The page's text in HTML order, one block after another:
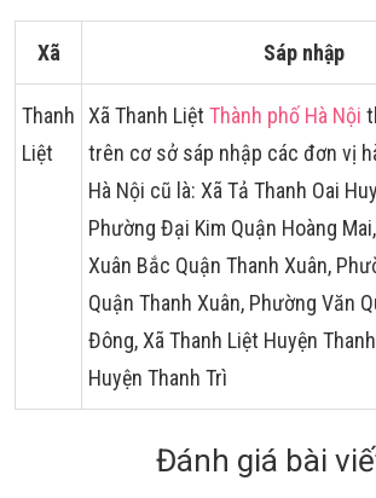
Xã Sáp nhập
Thanh
Liệt
Xã Thanh Liệt Thành phố Hà Nội
trên cơ sở sáp nhập các đơn vị
Hà Nội cũ là: Xã Tả Thanh Oai
Phường Đại Kim Quận Hoàng
Xuân Bắc Quận Thanh Xuân,
Quận Thanh Xuân, Phường Văn
Đông, Xã Thanh Liệt Huyện
Huyện Thanh Trì
Đánh giá bài